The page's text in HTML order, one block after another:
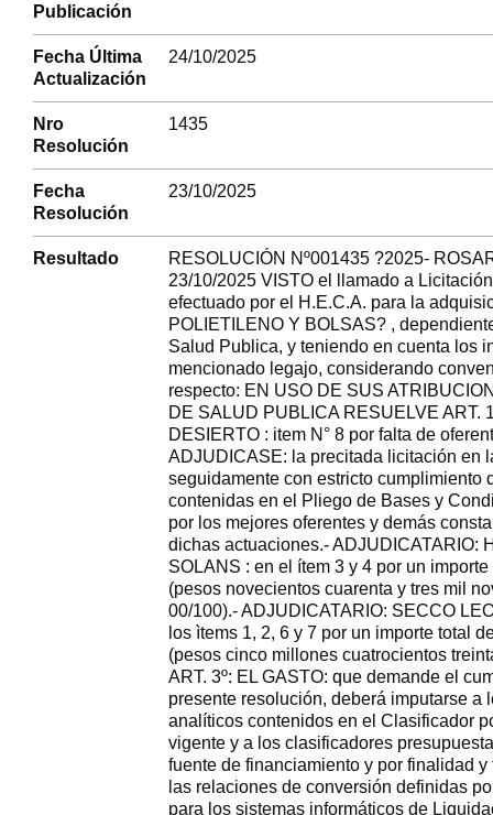
Publicación
Fecha Última
Actualización
24/10/2025
Nro
Resolución
1435
Fecha
Resolución
23/10/2025
Resultado
RESOLUCIÓN Nº001435 ?2025-
23/10/2025 VISTO el llamado a
efectuado por el H.E.C.A. para la
POLIETILENO Y BOLSAS? ,
Salud Publica, y teniendo en cuenta los
mencionado legajo, considerando
respecto: EN USO DE SUS
DE SALUD PUBLICA RESUELVE ART.
DESIERTO : item N° 8 por falta de
ADJUDICASE: la precitada licitación en
seguidamente con estricto cumplimiento
contenidas en el Pliego de Bases y
por los mejores oferentes y demás
dichas actuaciones.- ADJUDICATARIO:
SOLANS : en el ítem 3 y 4 por un
(pesos novecientos cuarenta y tres mil
00/100).- ADJUDICATARIO: SECCO
los ìtems 1, 2, 6 y 7 por un importe total
(pesos cinco millones cuatrocientos
ART. 3º: EL GASTO: que demande el
presente resolución, deberá imputarse a
analíticos contenidos en el Clasificador
vigente y a los clasificadores
fuente de financiamiento y por finalidad
las relaciones de conversión definidas
para los sistemas informáticos de